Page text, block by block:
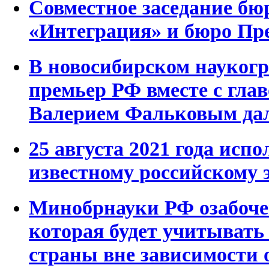
Совместное заседание
«Интеграция» и бюро
В новосибирском
премьер РФ вместе с
Валерием Фальковым
25 августа 2021 года
известному
Минобрнауки РФ
которая будет учитывать
страны вне зависимости